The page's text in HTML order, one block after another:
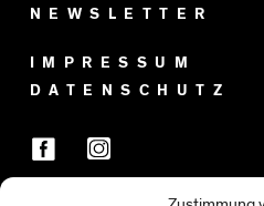
NEWSLETTER
IMPRESSUM
DATENSCHUTZ